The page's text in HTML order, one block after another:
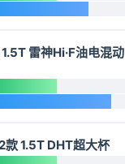
雷神Hi·F油电混动
1.5T DHT超大杯